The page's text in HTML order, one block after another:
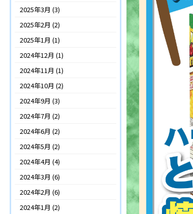
2025年3月 (3)
2025年2月 (2)
2025年1月 (1)
2024年12月 (1)
2024年11月 (1)
2024年10月 (2)
2024年9月 (3)
2024年7月 (2)
2024年6月 (2)
2024年5月 (2)
2024年4月 (4)
2024年3月 (6)
2024年2月 (6)
2024年1月 (2)